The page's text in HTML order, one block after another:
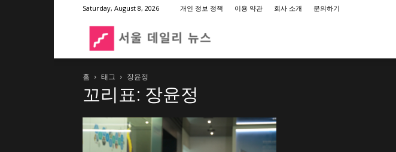
Saturday, August 8, 2026 개인 정보 정책 이용 약관 회사 소개 문의하기
데
홈 태그 장윤정
꼬리표: 장윤정